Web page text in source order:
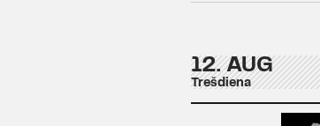
12. AUG
Trešdiena